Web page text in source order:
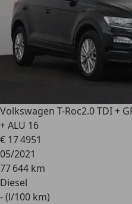
Volkswagen T-Roc2.0 TDI +
+ ALU 16
€ 17 4951
05/2021
77 644 km
Diesel
- (l/100 km)